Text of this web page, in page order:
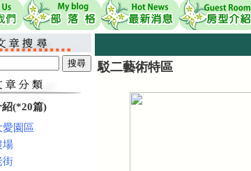
紹(*20篇)
愛園區
場
街
駁二藝術特區